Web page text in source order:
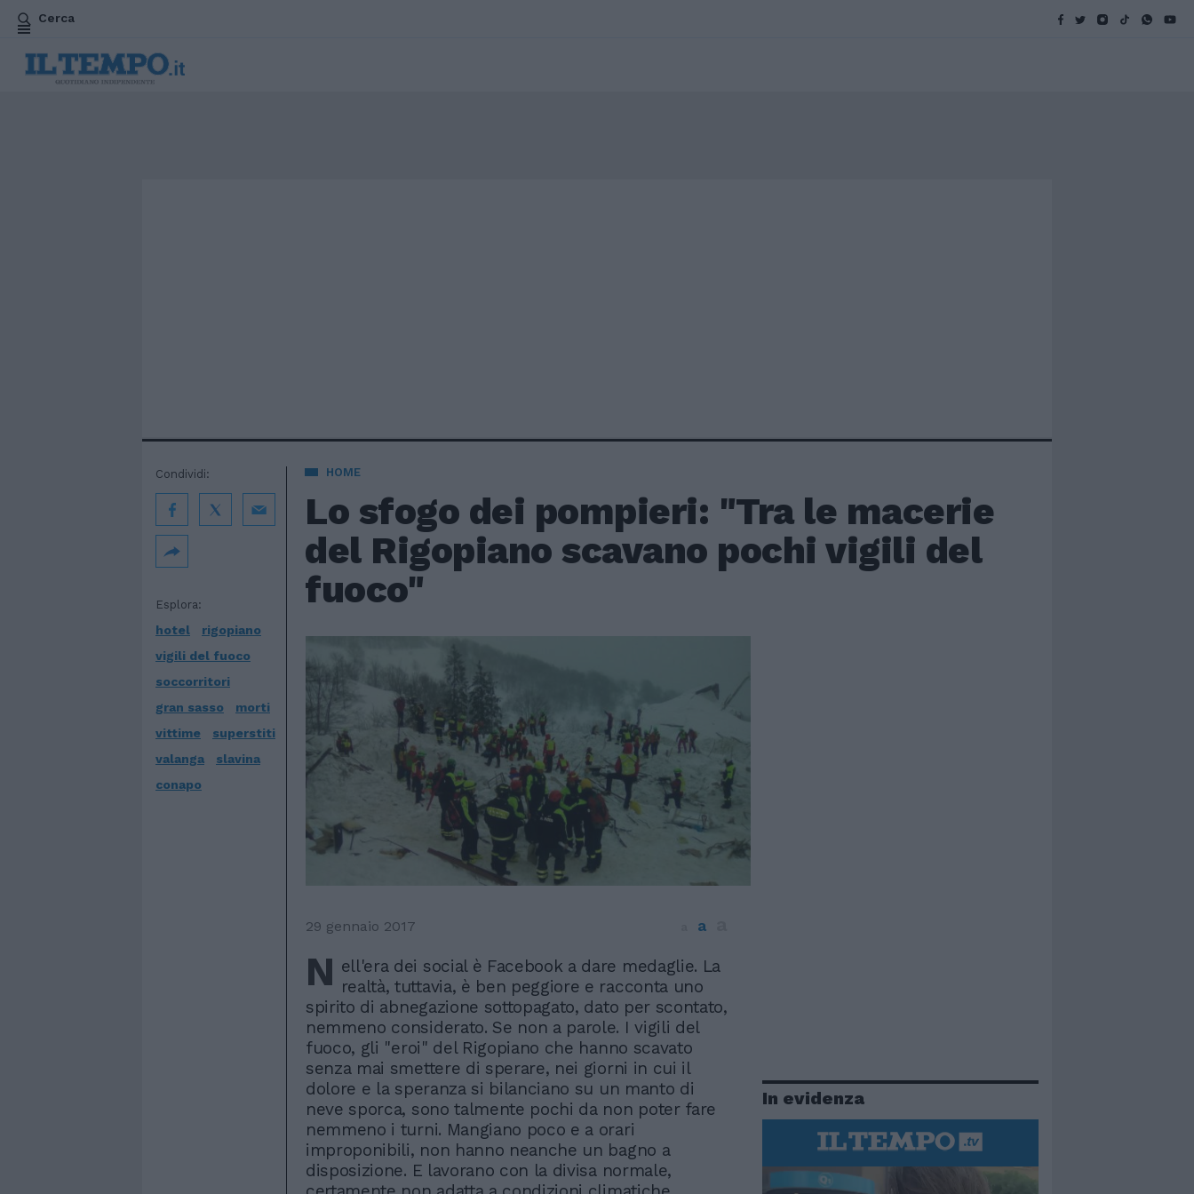
Cerca
HOME
Lo sfogo dei pompieri: "Tra le macerie
del Rigopiano scavano pochi vigili del
fuoco"
Esplora:
hotel
rigopiano
vigili del fuoco
soccorritori
gran sasso
morti
vittime
superstiti
valanga
slavina
conapo
Condividi:
29 gennaio 2017 a
N ell'era dei social è Facebook a dare medaglie. La
realtà, tuttavia, è ben peggiore e racconta uno
spirito di abnegazione sottopagato, dato per scontato,
nemmeno considerato. Se non a parole. I vigili del
fuoco, gli "eroi" del Rigopiano che hanno scavato
senza mai smettere di sperare, nei giorni in cui il
dolore e la speranza si bilanciano su un manto di
neve sporca, sono talmente pochi da non poter fare
nemmeno i turni. Mangiano poco e a orari
improponibili, non hanno neanche un bagno a
disposizione. E lavorano con la divisa normale,
In evidenza